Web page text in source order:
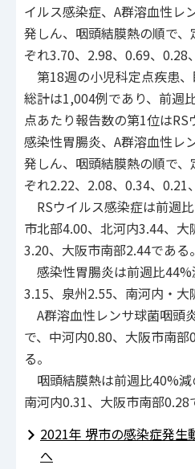
イルス感染症、A群溶血性レ
発しん、咽頭結膜熱の順で
ぞれ3.70、2.98、0.69、0.28
第18週の小児科定点疾患
総計は1,004例であり、前週
点あたり報告数の第1位はRS
感染性胃腸炎、A群溶血性レ
発しん、咽頭結膜熱の順で
ぞれ2.22、2.08、0.34、0.21
RSウイルス感染症は前週
市北部4.00、北河内3.44、
3.20、大阪市南部2.44である。
感染性胃腸炎は前週比
3.15、泉州2.55、南河内・大
A群溶血性レンサ球菌咽頭
で、中河内0.80、大阪市南
る。
咽頭結膜熱は前週比40%減
南河内0.31、大阪市南部0.28
2021年 堺市の感染症発生
へ